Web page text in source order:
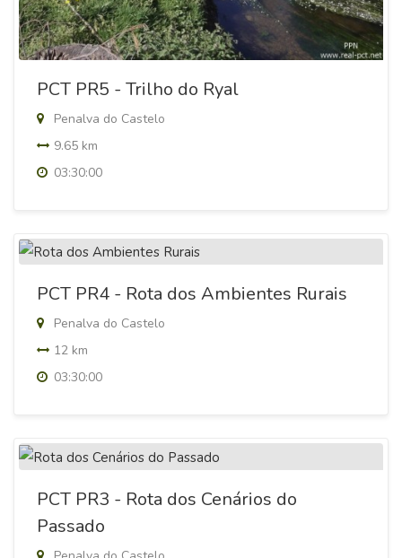
PCT PR5 - Trilho do Ryal
Penalva do Castelo
9.65 km
03:30:00
PCT PR4 - Rota dos Ambientes Rurais
Penalva do Castelo
12 km
03:30:00
PCT PR3 - Rota dos Cenários do
Passado